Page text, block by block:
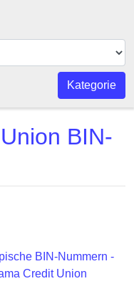
Kategorie
BIN-
BIN-Nummern -
Credit Union